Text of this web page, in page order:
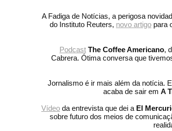
A Fadiga de Notícias, a perigosa
do Instituto Reuters, novo artigo para
Podcast The Coffee Americano,
Cabrera. Ótima conversa que
Jornalismo é ir mais além da notícia.
acaba de sair em A
Vídeo da entrevista que dei a El
sobre futuro dos meios de